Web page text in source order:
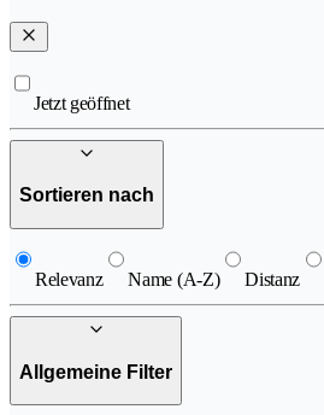
Jetzt geöffnet
Sortieren nach
Relevanz Name (A-Z) Distanz
Allgemeine Filter